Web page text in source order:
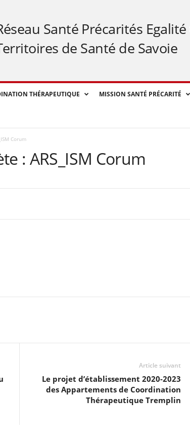
Santé Précarités
de Santé de Savoie
THÉRAPEUTIQUE MISSION SANTÉ PRÉCARITÉ
Corum
: ARS_ISM Corum
Article suivant
Le projet d’établissement 2020-2023
des Appartements de Coordination
Thérapeutique Tremplin